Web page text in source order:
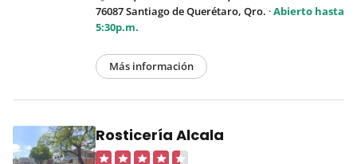
76087 Santiago de Querétaro, Qro. ·Abierto hasta
5:30p.m.
Más información
Rosticería Alcala